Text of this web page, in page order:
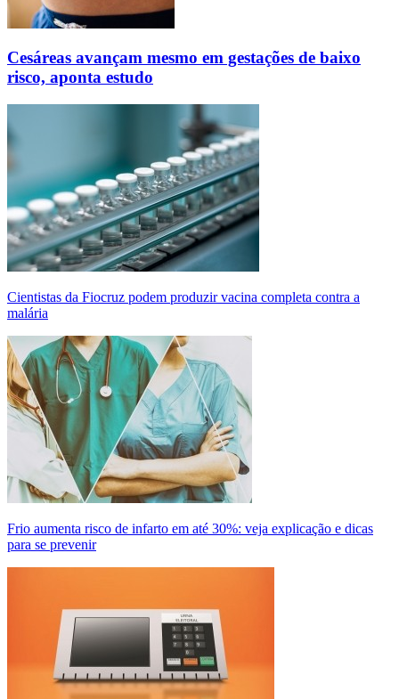
Cesáreas avançam mesmo em gestações de baixo
risco, aponta estudo
Cientistas da Fiocruz podem produzir vacina completa contra a
malária
Frio aumenta risco de infarto em até 30%: veja explicação e dicas
para se prevenir